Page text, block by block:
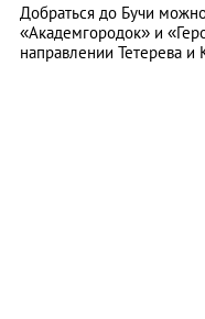
Добраться до Бучи
«Академгородок» и
направлении Тетерева и